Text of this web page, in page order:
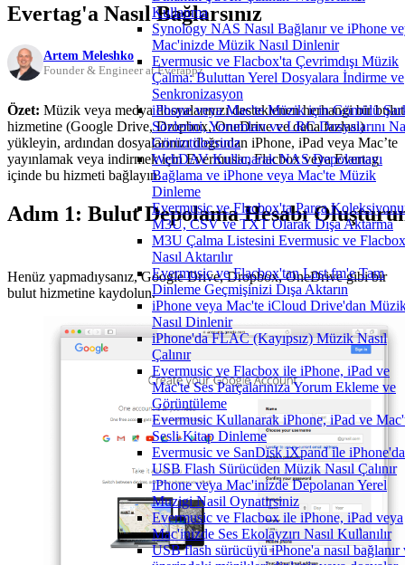
Kullanma
Synology NAS Nasıl Bağlanır ve iPhone
Mac'inizde Müzik Nasıl Dinlenir
Evermusic ve Flacbox'ta Çevrimdışı Müzik
Çalma: Buluttan Yerel Dosyalara İndirme ve
Senkronizasyon
iPhone veya Mac'te Müzik için Gömülü
Sözlerini, Yorumları ve LRC Dosyalarını
Görüntülersiniz
WebDAV Kullanarak NAS Depolamayı
Bağlama ve iPhone veya Mac'te Müzik
Dinleme
Evermusic ve Flacbox'ta Parça
M3U, CSV ve TXT Olarak Dışa Aktarma
M3U Çalma Listesini Evermusic ve
Nasıl Aktarılır
Evermusic ve Flacbox'tan Last.fm'e Tam
Dinleme Geçmişinizi Dışa Aktarın
iPhone veya Mac'te iCloud Drive'dan
Nasıl Dinlenir
iPhone'da FLAC (Kayıpsız) Müzik Nasıl
Çalınır
Evermusic ve Flacbox ile iPhone, iPad ve
Mac'te Ses Parçalarınıza Yorum Ekleme ve
Görüntüleme
Evermusic Kullanarak iPhone, iPad ve
Sesli Kitap Dinleme
Evermusic ve SanDisk iXpand ile iPhone'da
USB Flash Sürücüden Müzik Nasıl Çalınır
iPhone veya Mac'inizde Depolanan Yerel
Muzigi Nasil Oynatirsiniz
Evermusic ve Flacbox ile iPhone, iPad veya
Mac'inizde Ses Ekolayzırı Nasıl Kullanılır
USB flash sürücüyü iPhone'a nasıl bağlanır
Evertag'a Nasıl Bağlarsınız
Artem Meleshko
Founder & Engineer at Everappz
Özet: Müzik veya medya dosyalarınızı desteklenen herhangi bir bulut
hizmetine (Google Drive, Dropbox, OneDrive ve daha fazlası)
yükleyin, ardından dosyalarınızı doğrudan iPhone, iPad veya Mac’te
yayınlamak veya indirmek için Evermusic, Flacbox veya Evertag
içinde bu hizmeti bağlayın.
Adım 1: Bulut Depolama Hesabı
Henüz yapmadıysanız, Google Drive, Dropbox, OneDrive gibi bir
bulut hizmetine kaydolun.